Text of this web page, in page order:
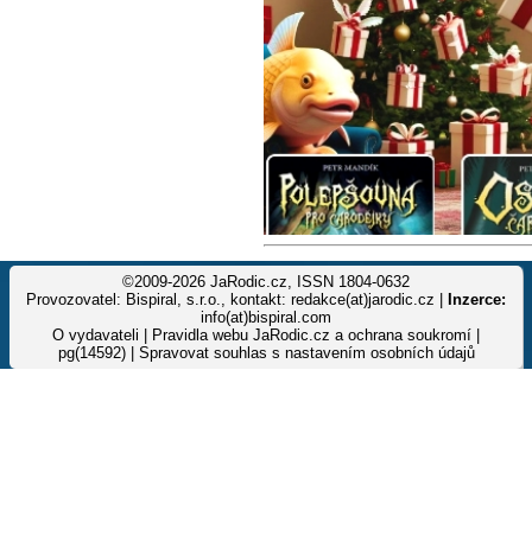
©2009-2026 JaRodic.cz, ISSN 1804-0632
Provozovatel: Bispiral, s.r.o., kontakt: redakce(at)jarodic.cz |
Inzerce:
info(at)bispiral.com
O vydavateli
Pravidla webu JaRodic.cz a ochrana soukromí
pg(14592) | Spravovat souhlas s nastavením osobních údajů